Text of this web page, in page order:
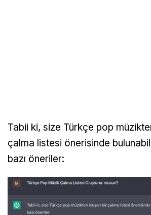
Tabii ki, size Türkçe pop
çalma listesi önerisinde
bazı öneriler: